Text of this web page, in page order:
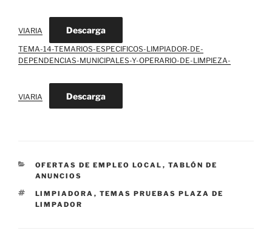
VIARIA Descarga
TEMA-14-TEMARIOS-ESPECIFICOS-LIMPIADOR-DE-
DEPENDENCIAS-MUNICIPALES-Y-OPERARIO-DE-LIMPIEZA-
VIARIA Descarga
CATEGORÍAS
OFERTAS DE EMPLEO LOCAL , TABLÓN DE
ANUNCIOS
ETIQUETAS
LIMPIADORA , TEMAS PRUEBAS PLAZA DE
LIMPADOR